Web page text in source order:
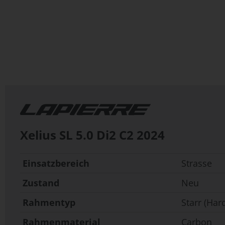
Bildergalerie
Xelius SL 5.0 Di2 C2 2024
Einsatzbereich
Strasse
Zustand
Neu
Rahmentyp
Starr
Rahmenmaterial
Carbon